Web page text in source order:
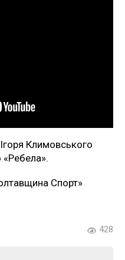
Климовського
«Ребела».
Спорт»
428